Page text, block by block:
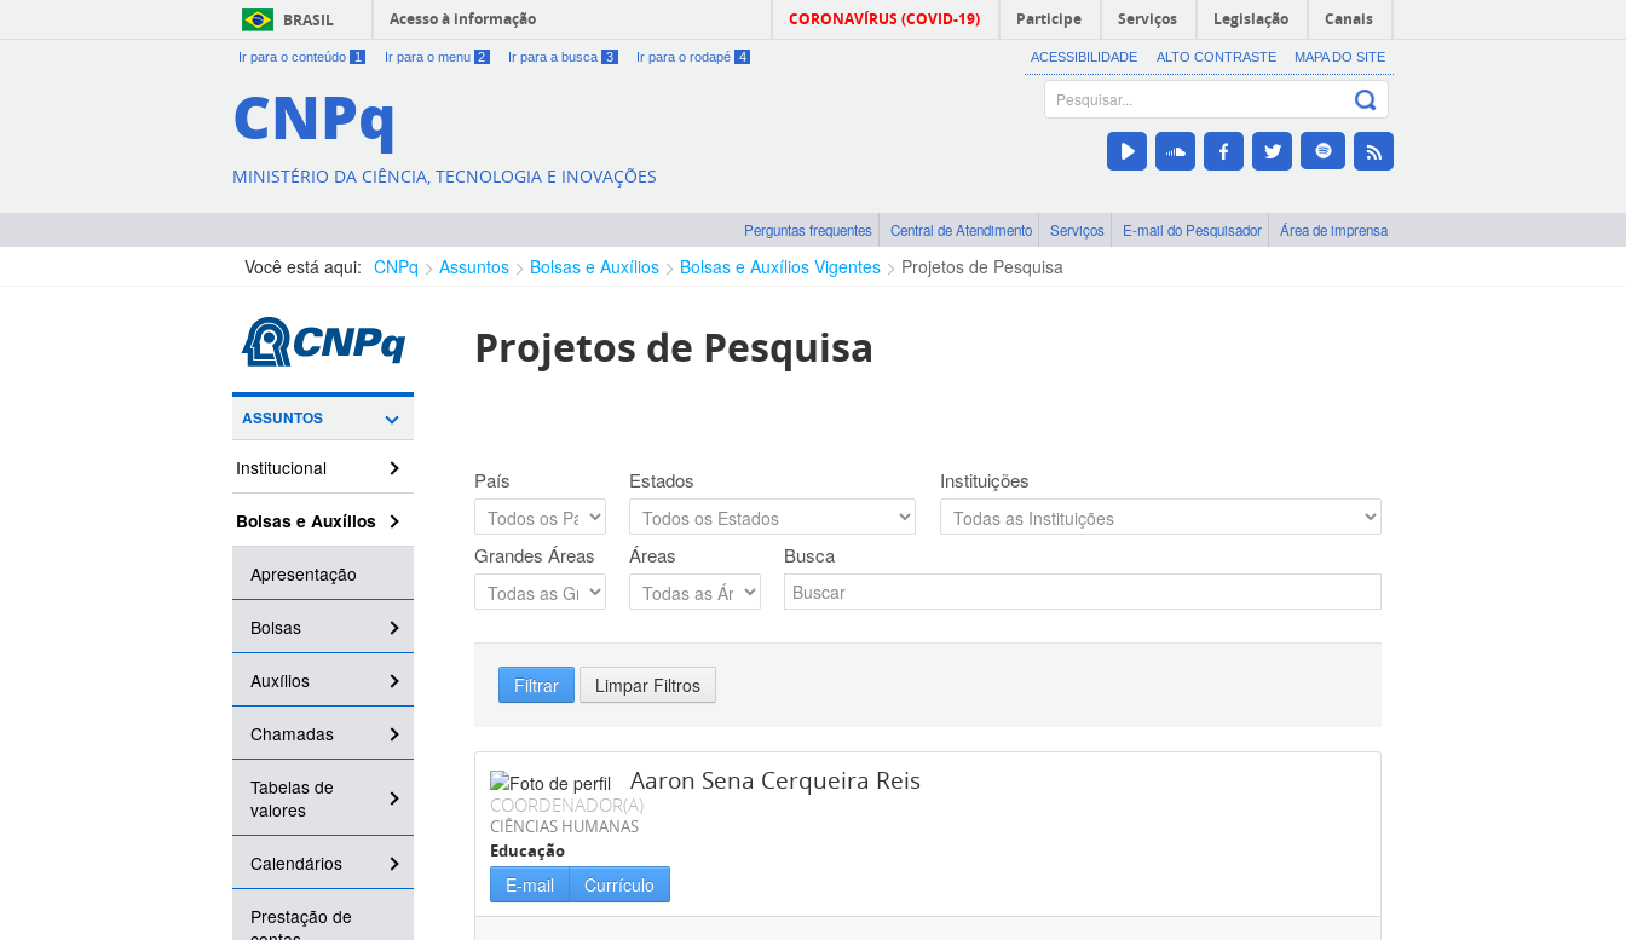
BRASIL Acesso à informação CORONAVÍRUS (COVID-19) Participe Serviços Legislação Canais
Ir para o conteúdo 1 Ir para o menu 2 Ir para a busca 3 Ir para o rodapé 4 ACESSIBILIDADE ALTO CONTRASTE MAPA DO SITE
CNPq
MINISTÉRIO DA CIÊNCIA, TECNOLOGIA E INOVAÇÕES
Perguntas frequentes Central de Atendimento Serviços E-mail do Pesquisador Área de imprensa
Você está aqui: CNPq Assuntos Bolsas e Auxílios Bolsas e Auxílios Vigentes Projetos de Pesquisa
ASSUNTOS
Institucional
Bolsas e Auxílios
Apresentação
Bolsas
Auxílios
Chamadas
Tabelas de
valores
Calendários
Prestação de
Projetos de Pesquisa
País Estados Instituições
Grandes Áreas Áreas Busca
Filtrar Limpar Filtros
Aaron Sena Cerqueira Reis
COORDENADOR(A)
CIÊNCIAS HUMANAS
Educação
E-mail Currículo